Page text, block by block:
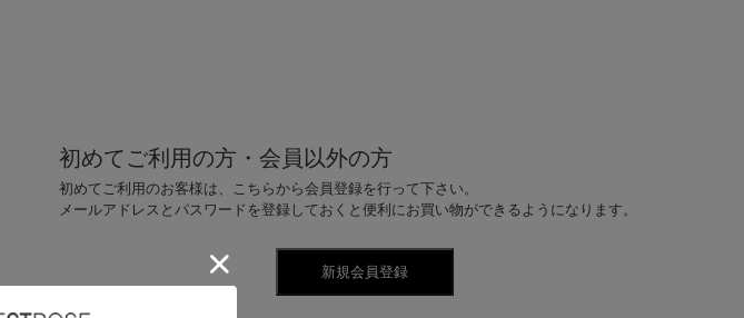
初めてご利用の方・会員以外の方
初めてご利用のお客様は、こちらから会員登録を行って下さい。
メールアドレスとパスワードを登録しておくと便利にお買い物ができるようになります。